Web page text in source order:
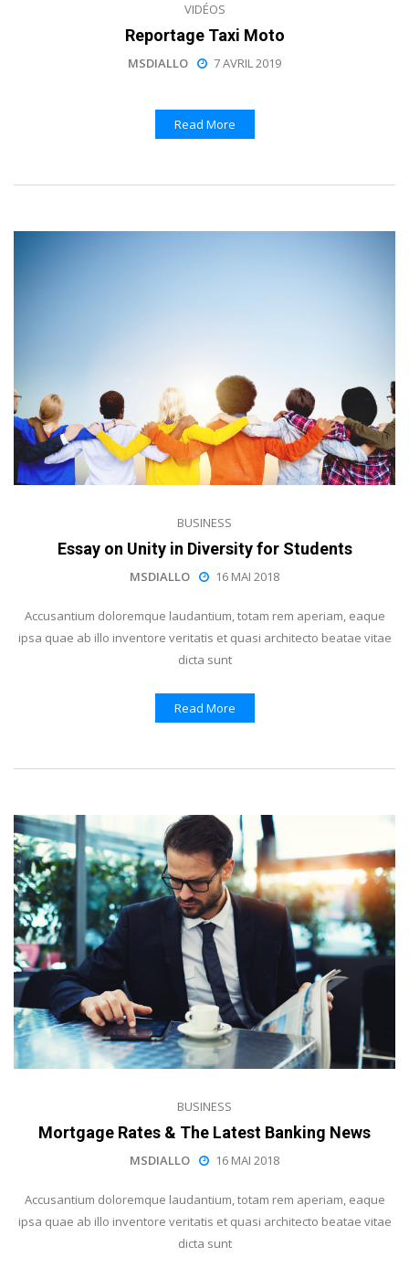
VIDÉOS
Reportage Taxi Moto
MSDIALLO 7 AVRIL 2019
Read More
BUSINESS
Essay on Unity in Diversity for Students
MSDIALLO 16 MAI 2018
Accusantium doloremque laudantium, totam rem aperiam, eaque
ipsa quae ab illo inventore veritatis et quasi architecto beatae vitae
dicta sunt
Read More
BUSINESS
Mortgage Rates & The Latest Banking News
MSDIALLO 16 MAI 2018
Accusantium doloremque laudantium, totam rem aperiam, eaque
ipsa quae ab illo inventore veritatis et quasi architecto beatae vitae
dicta sunt